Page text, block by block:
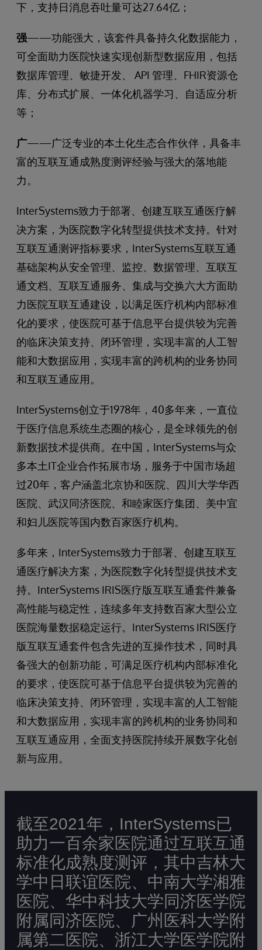
下，支持日消息吞吐量可达27.64亿；
强——功能强大，该套件具备持久化数据能力，
可全面助力医院快速实现创新型数据应用，包括
数据库管理、敏捷开发、 API 管理、FHIR资源仓
库、分布式扩展、一体化机器学习、自适应分析
等；
广——广泛专业的本土化生态合作伙伴，具备丰
富的互联互通成熟度测评经验与强大的落地能
力。
InterSystems致力于部署、创建互联互通医疗解
决方案，为医院数字化转型提供技术支持。针对
互联互通测评指标要求，InterSystems互联互通
基础架构从安全管理、监控、数据管理、互联互
通文档、互联互通服务、集成与交换六大方面助
力医院互联互通建设，以满足医疗机构内部标准
化的要求，使医院可基于信息平台提供较为完善
的临床决策支持、闭环管理，实现丰富的人工智
能和大数据应用，实现丰富的跨机构的业务协同
和互联互通应用。
InterSystems创立于1978年，40多年来，一直位
于医疗信息系统生态圈的核心，是全球领先的创
新数据技术提供商。在中国，InterSystems与众
多本土IT企业合作拓展市场，服务于中国市场超
过20年，客户涵盖北京协和医院、四川大学华西
医院、武汉同济医院、和睦家医疗集团、美中宜
和妇儿医院等国内数百家医疗机构。
多年来，InterSystems致力于部署、创建互联互
通医疗解决方案，为医院数字化转型提供技术支
持。InterSystems IRIS医疗版互联互通套件兼备
高性能与稳定性，连续多年支持数百家大型公立
医院海量数据稳定运行。InterSystems IRIS医疗
版互联互通套件包含先进的互操作技术，同时具
备强大的创新功能，可满足医疗机构内部标准化
的要求，使医院可基于信息平台提供较为完善的
临床决策支持、闭环管理，实现丰富的人工智能
和大数据应用，实现丰富的跨机构的业务协同和
互联互通应用，全面支持医院持续开展数字化创
新与应用。
截至2021年，InterSystems已
助力一百余家医院通过互联互通
标准化成熟度测评，其中吉林大
学中日联谊医院、中南大学湘雅
医院、华中科技大学同济医学院
附属同济医院、广州医科大学附
属第二医院、浙江大学医学院附